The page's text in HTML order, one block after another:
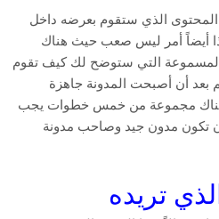
المحتوى الذي ستقوم بعرضه داخل
أيضاً أمر ليس صعب حيث هناك
التي ستوضح لك كيف تقوم
بعد أن أصبحت المدونة جاهزة
هناك مجموعة من خمس خطوات يجب
أن تكون مدون جيد وصاحب مدونة